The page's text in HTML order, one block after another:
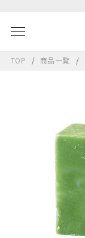
TOP 商品一覧